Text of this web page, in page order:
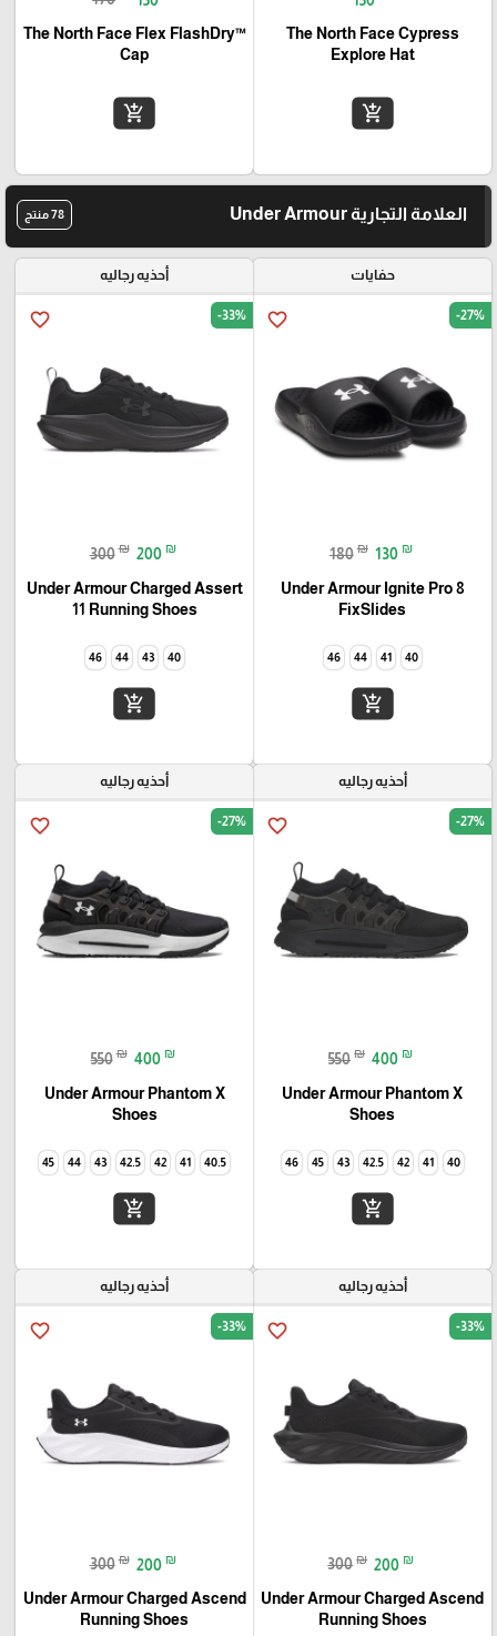
The North Face Cypress
Explore Hat
add_shopping_cart
The North Face Flex FlashDry™
Cap
add_shopping_cart
العلامة التجارية Under Armour 78 منتج
حفايات
favorite_border -27%
180 ₪ 130 ₪
Under Armour Ignite Pro 8
FixSlides
40
41
44
46
add_shopping_cart
أحذيه رجاليه
favorite_border -33%
300 ₪ 200 ₪
Under Armour Charged Assert
11 Running Shoes
40
43
44
46
add_shopping_cart
أحذيه رجاليه
favorite_border -27%
550 ₪ 400 ₪
Under Armour Phantom X
Shoes
40
41
42
42.5
43
45
46
add_shopping_cart
أحذيه رجاليه
favorite_border -27%
550 ₪ 400 ₪
Under Armour Phantom X
Shoes
40.5
41
42
42.5
43
44
45
add_shopping_cart
أحذيه رجاليه
favorite_border -33%
300 ₪ 200 ₪
Under Armour Charged Ascend
Running Shoes
أحذيه رجاليه
favorite_border -33%
300 ₪ 200 ₪
Under Armour Charged Ascend
Running Shoes